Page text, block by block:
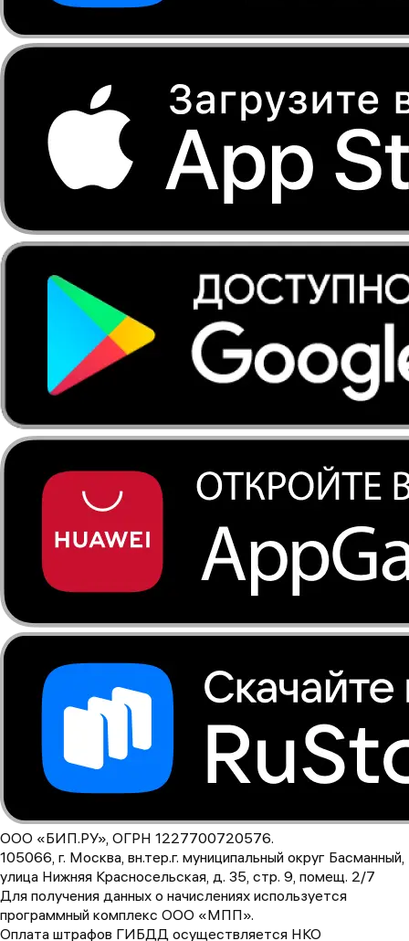
ООО «БИП.РУ», ОГРН 1227700720576.
105066, г. Москва, вн.тер.г. муниципальный округ Басманный,
улица Нижняя Красносельская, д. 35, стр. 9, помещ. 2/7
Для получения данных о начислениях используется
программный комплекс ООО «МПП».
Оплата штрафов ГИБДД осуществляется НКО